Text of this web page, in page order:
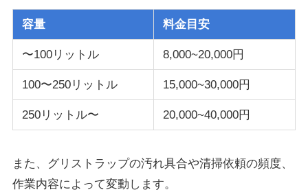
容量 料金目安
〜100リットル 8,000~20,000円
100〜250リットル 15,000~30,000円
250リットル〜 20,000~40,000円
また、グリストラップの汚れ具合や清掃依頼の頻度、
作業内容によって変動します。